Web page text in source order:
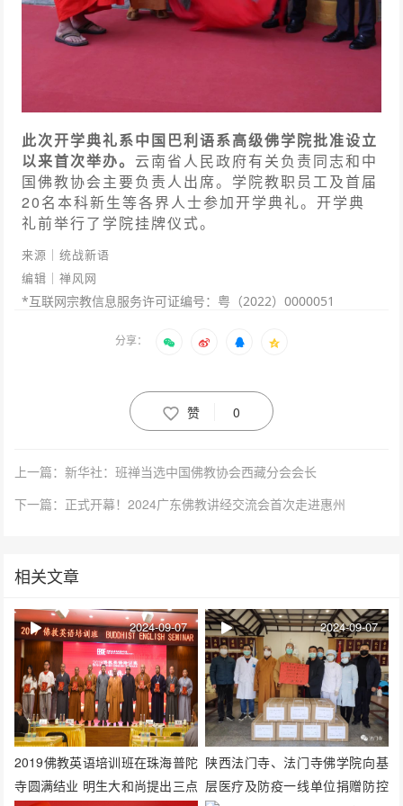
此次开学典礼系中国巴利语系高级佛学院批准设立
以来首次举办。 云南省人民政府有关负责同志和中
国佛教协会主要负责人出席。学院教职员工及首届
20名本科新生等各界人士参加开学典礼。开学典
礼前举行了学院挂牌仪式。
来源｜统战新语
编辑｜禅风网
*互联网宗教信息服务许可证编号：粤（2022）0000051
分享：
赞 0
上一篇：新华社：班禅当选中国佛教协会西藏分会会长
下一篇：正式开幕！2024广东佛教讲经交流会首次走进惠州
相关文章
2019佛教英语培训班在珠海普陀
寺圆满结业 明生大和尚提出三点
2024-09-07
陕西法门寺、法门寺佛学院向基
层医疗及防疫一线单位捐赠防控
2024-09-07